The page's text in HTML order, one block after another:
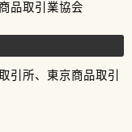
品取引業協会
引所、東京商品取引